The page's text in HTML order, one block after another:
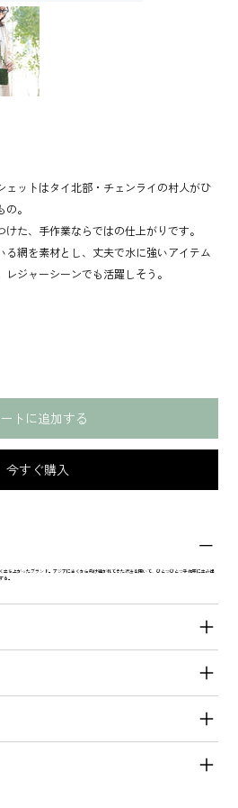
ェットはタイ北部・チェンライの村人がひ
。
た、手作業ならではの仕上がりです。
る網を素材とし、丈夫で水に強いアイテム
ジャーシーンでも活躍しそう。
トに追加する
今すぐ購入
ち上がったブランド。アジアに古くから受け継がれてきた技法を用いて、ひとつひとつ手作業に生み出
る。